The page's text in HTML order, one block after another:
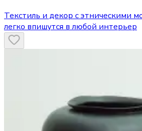
Текстиль и декор с этническими
легко впишутся в любой интерьер